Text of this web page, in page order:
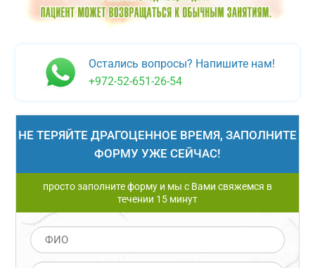
Остались вопросы? Напишите нам!
+972-52-651-26-54
НЕ ТЕРЯЙТЕ ДРАГОЦЕННОЕ ВРЕМЯ, ЗАПОЛНИТЕ
ФОРМУ УЖЕ СЕЙЧАС!
просто заполните форму и мы с Вами свяжемся в
течении 15 минут